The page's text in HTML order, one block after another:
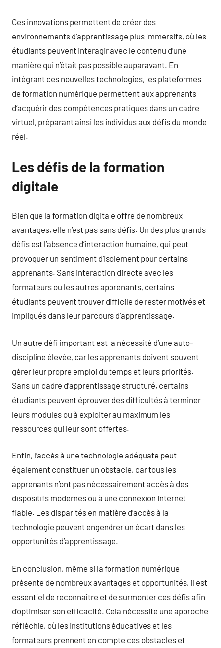
Ces innovations permettent de créer des
environnements d’apprentissage plus immersifs, où les
étudiants peuvent interagir avec le contenu d’une
manière qui n’était pas possible auparavant. En
intégrant ces nouvelles technologies, les plateformes
de formation numérique permettent aux apprenants
d’acquérir des compétences pratiques dans un cadre
virtuel, préparant ainsi les individus aux défis du monde
réel.
Les défis de la formation
digitale
Bien que la formation digitale offre de nombreux
avantages, elle n’est pas sans défis. Un des plus grands
défis est l’absence d’interaction humaine, qui peut
provoquer un sentiment d’isolement pour certains
apprenants. Sans interaction directe avec les
formateurs ou les autres apprenants, certains
étudiants peuvent trouver difficile de rester motivés et
impliqués dans leur parcours d’apprentissage.
Un autre défi important est la nécessité d’une auto-
discipline élevée, car les apprenants doivent souvent
gérer leur propre emploi du temps et leurs priorités.
Sans un cadre d’apprentissage structuré, certains
étudiants peuvent éprouver des difficultés à terminer
leurs modules ou à exploiter au maximum les
ressources qui leur sont offertes.
Enfin, l’accès à une technologie adéquate peut
également constituer un obstacle, car tous les
apprenants n’ont pas nécessairement accès à des
dispositifs modernes ou à une connexion Internet
fiable. Les disparités en matière d’accès à la
technologie peuvent engendrer un écart dans les
opportunités d’apprentissage.
En conclusion, même si la formation numérique
présente de nombreux avantages et opportunités, il est
essentiel de reconnaître et de surmonter ces défis afin
d’optimiser son efficacité. Cela nécessite une approche
réfléchie, où les institutions éducatives et les
formateurs prennent en compte ces obstacles et